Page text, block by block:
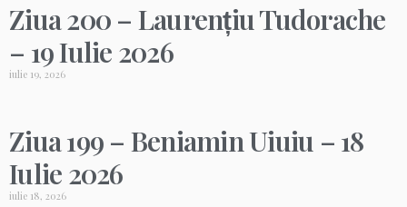
Ziua 200 – Laurențiu Tudorache
– 19 Iulie 2026
iulie 19, 2026
Ziua 199 – Beniamin Uiuiu – 18
Iulie 2026
iulie 18, 2026